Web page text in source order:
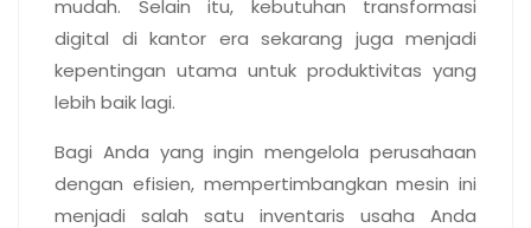
mudah. Selain itu, kebutuhan transformasi
digital di kantor era sekarang juga menjadi
kepentingan utama untuk produktivitas yang
lebih baik lagi.
Bagi Anda yang ingin mengelola perusahaan
dengan efisien, mempertimbangkan mesin ini
menjadi salah satu inventaris usaha Anda